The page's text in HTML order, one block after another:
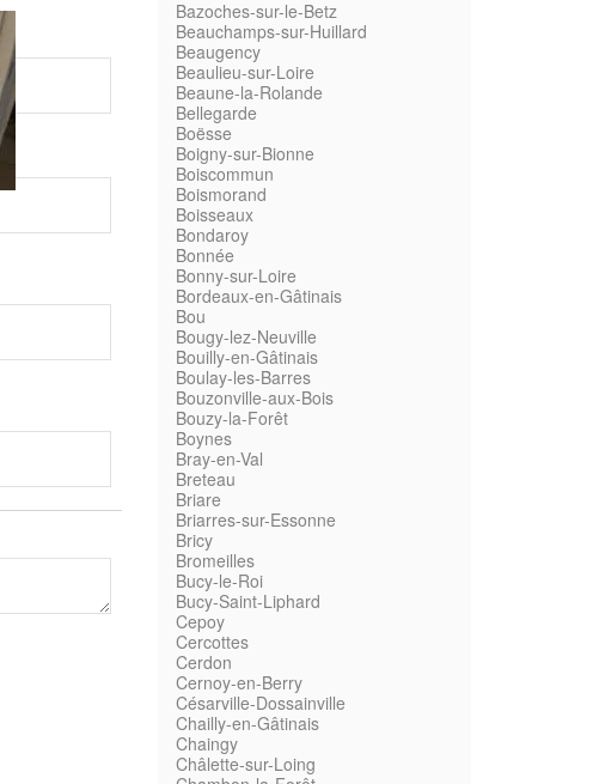
Bazoches-sur-le-Betz
Beauchamps-sur-Huillard
Beaugency
Beaulieu-sur-Loire
Beaune-la-Rolande
Bellegarde
Boësse
Boigny-sur-Bionne
Boiscommun
Boismorand
Boisseaux
Bondaroy
Bonnée
Bonny-sur-Loire
Bordeaux-en-Gâtinais
Bou
Bougy-lez-Neuville
Bouilly-en-Gâtinais
Boulay-les-Barres
Bouzonville-aux-Bois
Bouzy-la-Forêt
Boynes
Bray-en-Val
Breteau
Briare
Briarres-sur-Essonne
Bricy
Bromeilles
Bucy-le-Roi
Bucy-Saint-Liphard
Cepoy
Cercottes
Cerdon
Cernoy-en-Berry
Césarville-Dossainville
Chailly-en-Gâtinais
Chaingy
Châlette-sur-Loing